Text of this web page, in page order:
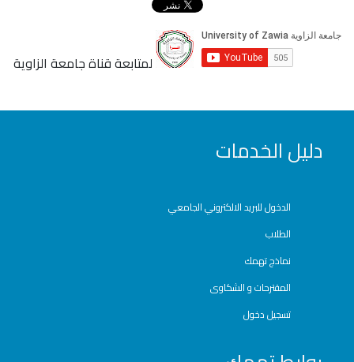
لمتابعة قناة جامعة الزاوية
دليل الخدمات
الدخول للبريد الالكتروني الجامعي
الطلاب
نماذج تهمك
المقترحات و الشكاوى
تسجيل دخول